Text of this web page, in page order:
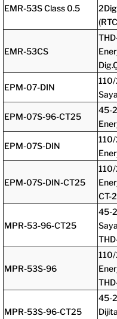
EMR-53S Class 0.5
EMR-53CS
EPM-07-DIN
EPM-07S-96-CT25
45-
EPM-07S-DIN
EPM-07S-DIN-CT25
CT-
MPR-53-96-CT25
45-
MPR-53S-96
MPR-53S-96-CT25
45-